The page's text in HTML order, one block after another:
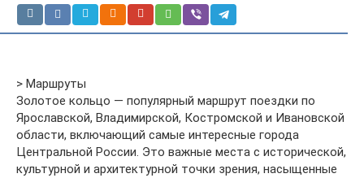
> Маршруты
Золотое кольцо — популярный маршрут поездки по
Ярославской, Владимирской, Костромской и Ивановской
области, включающий самые интересные города
Центральной России. Это важные места с исторической,
культурной и архитектурной точки зрения, насыщенные